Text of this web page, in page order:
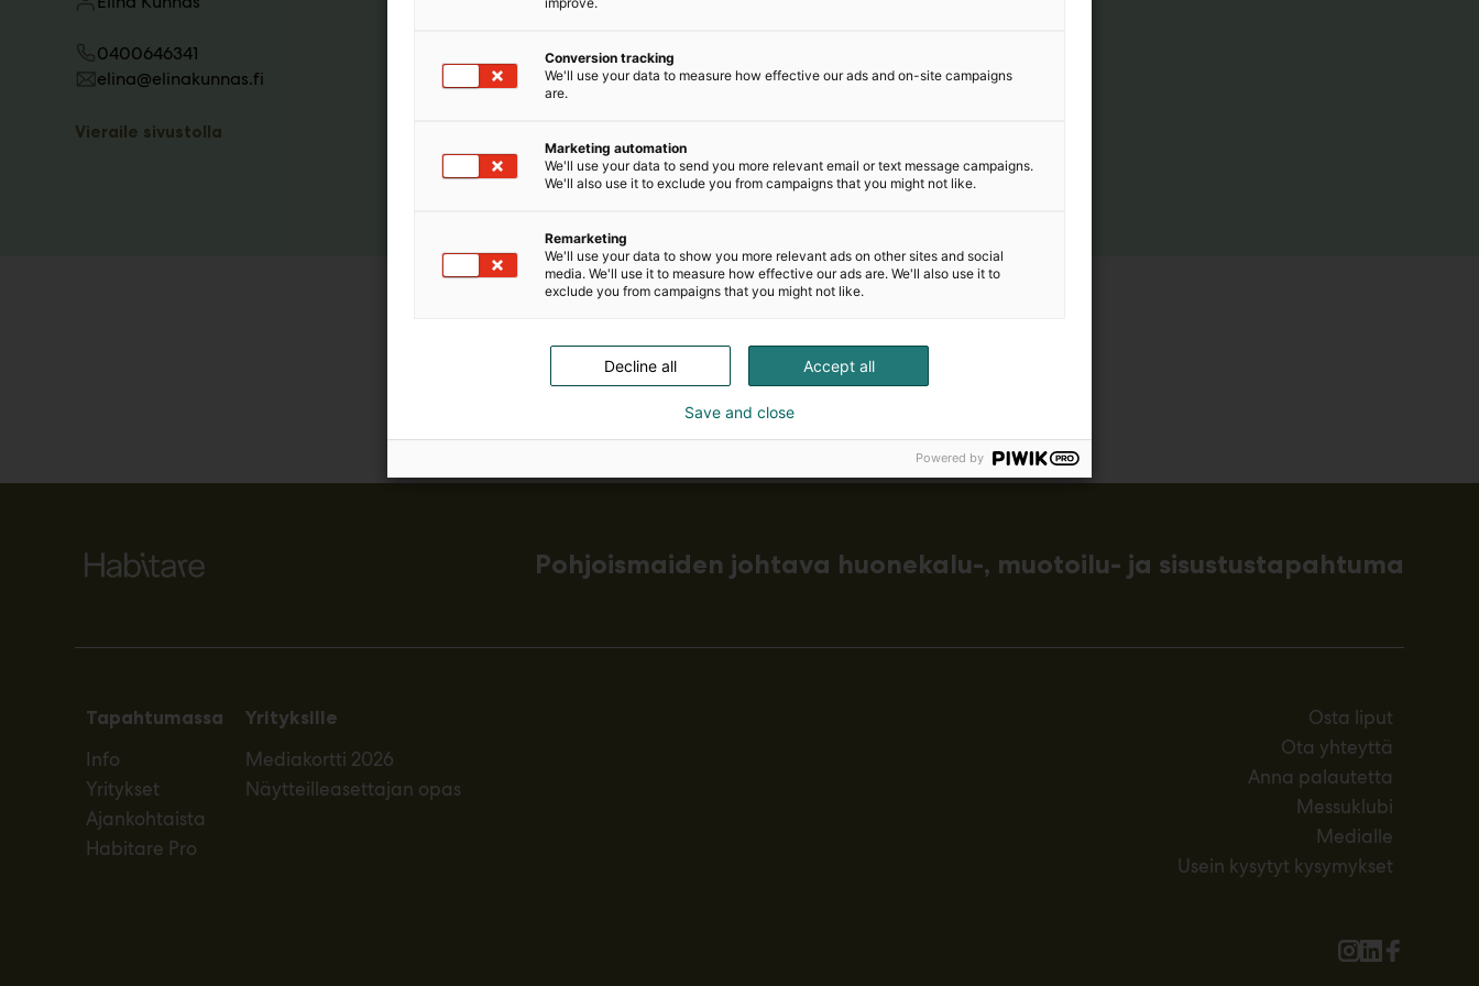
0400646341
elina@elinakunnas.fi
Vieraile sivustolla
Pohjoismaiden johtava huonekalu-, muotoilu- ja sisustustapahtuma
Tapahtumassa
Info
Yritykset
Ajankohtaista
Habitare Pro
Yrityksille
Mediakortti 2026
Näytteilleasettajan opas
Osta liput
Ota yhteyttä
Anna palautetta
Messuklubi
Medialle
Usein kysytyt kysymykset
Conversion tracking
We'll use your data to measure how effective our ads and on-site campaigns
are.
Marketing automation
We'll use your data to send you more relevant email or text message campaigns.
We'll also use it to exclude you from campaigns that you might not like.
Remarketing
We'll use your data to show you more relevant ads on other sites and social
media. We'll use it to measure how effective our ads are. We'll also use it to
exclude you from campaigns that you might not like.
Accept all
Decline all
Save and close
Powered by